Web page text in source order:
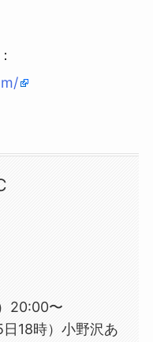
20:00〜
18時）小野沢あ